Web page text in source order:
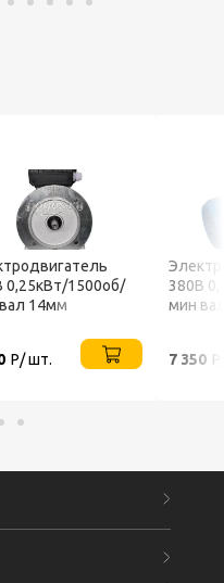
0,25кВт/1500об/
14мм
Р/ шт.
380В
мин
7 350